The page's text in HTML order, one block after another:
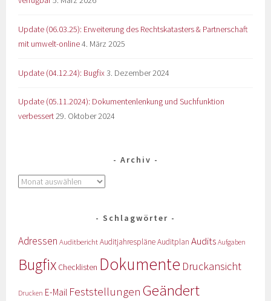
Update (06.03.25): Erweiterung des Rechtskatasters & Partnerschaft
mit umwelt-online4. März 2025
Update (04.12.24): Bugfix 3. Dezember 2024
Update (05.11.2024): Dokumentenlenkung und Suchfunktion
verbessert29. Oktober 2024
Archiv
Schlagwörter
Adressen AuditberichtAuditjahrespläneAuditplan Audits Aufgaben
Bugfix Checklisten Dokumente Druckansicht
Drucken E-Mail Feststellungen Geändert